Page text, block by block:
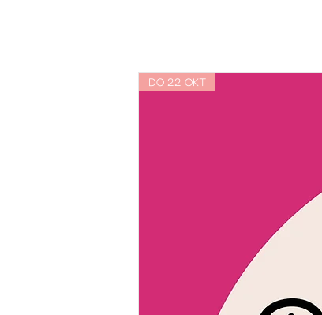
DO 22 OKT